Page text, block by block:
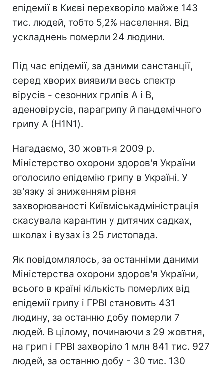
епідемії в Києві перехворіло майже 143
тис. людей, тобто 5,2% населення. Від
ускладнень померли 24 людини.
Під час епідемії, за даними санстанції,
серед хворих виявили весь спектр
вірусів - сезонних грипів А і В,
аденовірусів, парагрипу й пандемічного
грипу А (H1N1).
Нагадаємо, 30 жовтня 2009 р.
Міністерство охорони здоров'я України
оголосило епідемію грипу в Україні. У
зв'язку зі зниженням рівня
захворюваності Київміськадміністрація
скасувала карантин у дитячих садках,
школах і вузах із 25 листопада.
Як повідомлялось, за останніми даними
Міністерства охорони здоров'я України,
всього в країні кількість померлих від
епідемії грипу і ГРВІ становить 431
людину, за останню добу померли 7
людей. В цілому, починаючи з 29 жовтня,
на грип і ГРВІ захворіло 1 млн 841 тис. 927
людей, за останню добу - 30 тис. 130